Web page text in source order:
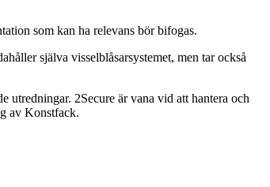
som kan ha relevans bör bifogas.
själva visselblåsarsystemet, men tar också
utredningar. 2Secure är vana vid att hantera och
av Konstfack.